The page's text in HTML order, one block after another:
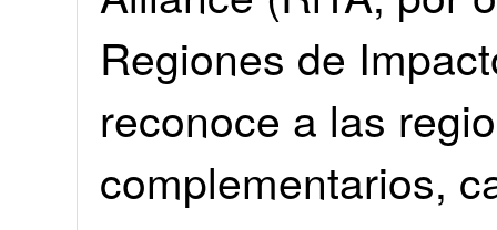
Regiones de
reconoce a las
complementarios,